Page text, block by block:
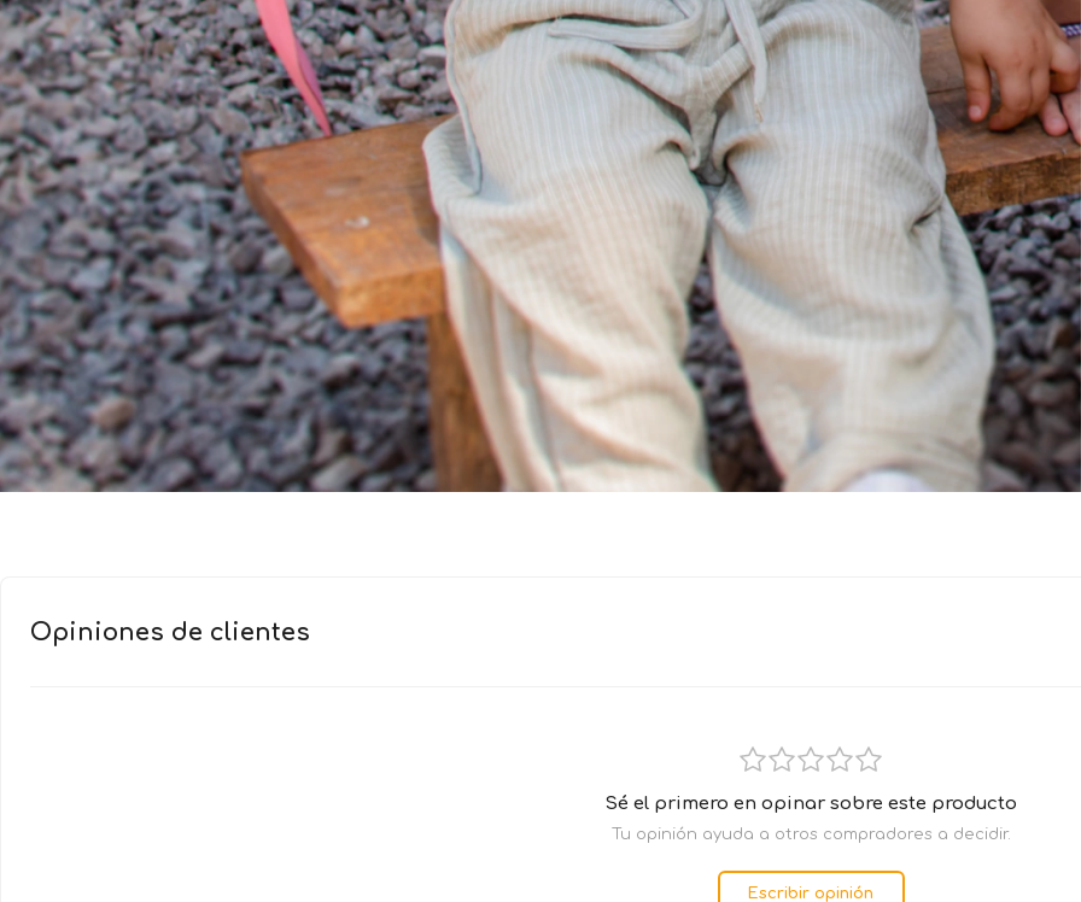
Opiniones de clientes
Sé el primero en opinar sobre este producto
Tu opinión ayuda a otros compradores a decidir.
Escribir opinión